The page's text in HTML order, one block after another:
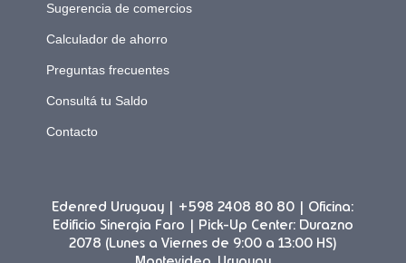
Sugerencia de comercios
Calculador de ahorro
Preguntas frecuentes
Consultá tu Saldo
Contacto
Edenred Uruguay | +598 2408 80 80 | Oficina:
Edificio Sinergia Faro | Pick-Up Center: Durazno
2078 (Lunes a Viernes de 9:00 a 13:00 HS)